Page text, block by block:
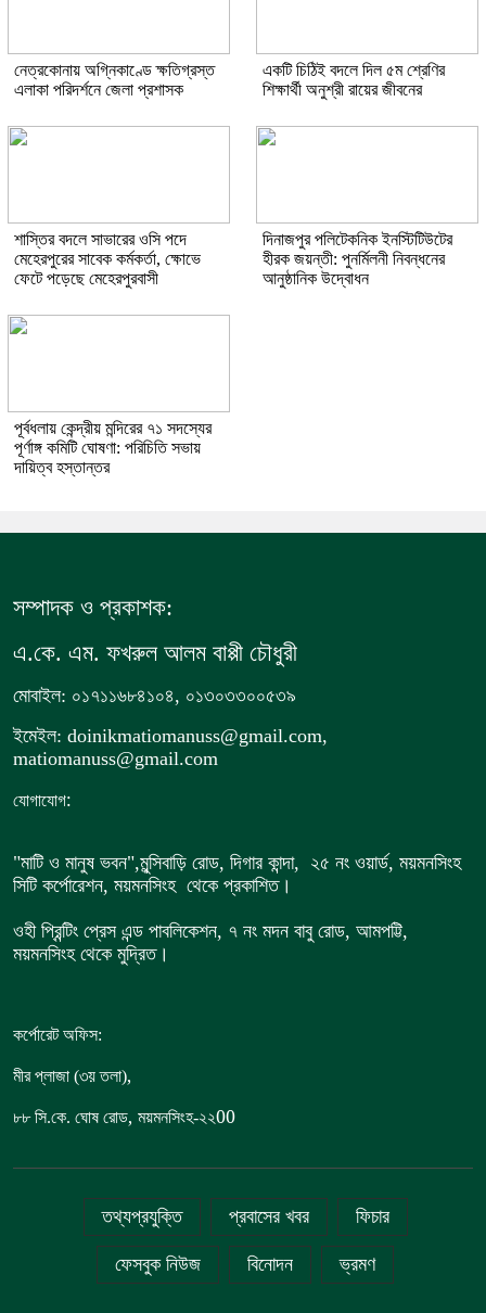
নেত্রকোনায় অগ্নিকাণ্ডে ক্ষতিগ্রস্ত
এলাকা পরিদর্শনে জেলা প্রশাসক
একটি চিঠিই বদলে দিল ৫ম শ্রেণির
শিক্ষার্থী অনুশ্রী রায়ের জীবনের
শাস্তির বদলে সাভারের ওসি পদে
মেহেরপুরের সাবেক কর্মকর্তা, ক্ষোভে
ফেটে পড়েছে মেহেরপুরবাসী
দিনাজপুর পলিটেকনিক ইনস্টিটিউটের
হীরক জয়ন্তী: পুনর্মিলনী নিবন্ধনের
আনুষ্ঠানিক উদ্বোধন
পূর্বধলায় কেন্দ্রীয় মন্দিরের ৭১ সদস্যের
পূর্ণাঙ্গ কমিটি ঘোষণা: পরিচিতি সভায়
দায়িত্ব হস্তান্তর
সম্পাদক ও প্রকাশক:
এ.কে. এম. ফখরুল আলম বাপ্পী চৌধুরী
মোবাইল: ০১৭১১৬৮৪১০৪, ০১৩০৩৩০০৫৩৯
ইমেইল: doinikmatiomanuss@gmail.com,
matiomanuss@gmail.com
যোগাযোগ:
"মাটি ও মানুষ ভবন",মুন্সিবাড়ি রোড, দিগার কান্দা, ২৫ নং ওয়ার্ড, ময়মনসিংহ
সিটি কর্পোরেশন, ময়মনসিংহ থেকে প্রকাশিত।
ওহী প্রিন্টিং প্রেস এন্ড পাবলিকেশন, ৭ নং মদন বাবু রোড, আমপট্টি,
ময়মনসিংহ থেকে মুদ্রিত।
কর্পোরেট অফিস:
মীর প্লাজা (৩য় তলা),
৮৮ সি.কে. ঘোষ রোড, ময়মনসিংহ-২২00
তথ্যপ্রযুক্তি প্রবাসের খবর ফিচার
ফেসবুক নিউজ বিনোদন ভ্রমণ